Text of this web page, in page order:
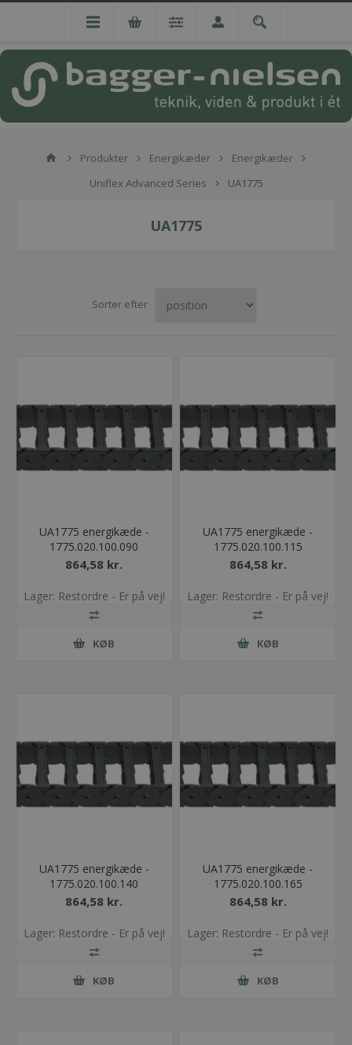
Produkter Energikæder
Energikæder
Uniflex Advanced Series
UA1775
UA1775
Sorter efter
UA1775 energikæde -
1775.020.100.090
864,58 kr.
Lager: Restordre - Er på vej!
KØB
UA1775 energikæde -
1775.020.100.115
864,58 kr.
Lager: Restordre - Er på vej!
KØB
UA1775 energikæde -
1775.020.100.140
864,58 kr.
Lager: Restordre - Er på vej!
KØB
UA1775 energikæde -
1775.020.100.165
864,58 kr.
Lager: Restordre - Er på vej!
KØB